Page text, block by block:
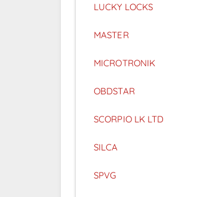
LUCKY LOCKS
MASTER
MICROTRONIK
OBDSTAR
SCORPIO LK LTD
SILCA
SPVG